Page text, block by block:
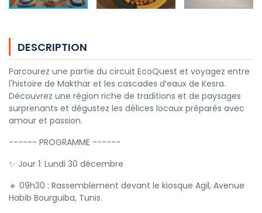
DESCRIPTION
Parcourez une partie du circuit EcoQuest et voyagez entre
l'histoire de Makthar et les cascades d’eaux de Kesra.
Découvrez une région riche de traditions et de paysages
surprenants et dégustez les délices locaux préparés avec
amour et passion.
------ PROGRAMME ------
✨ Jour 1: Lundi 30 décembre
🔹 09h30 : Rassemblement devant le kiosque Agil, Avenue
Habib Bourguiba, Tunis.